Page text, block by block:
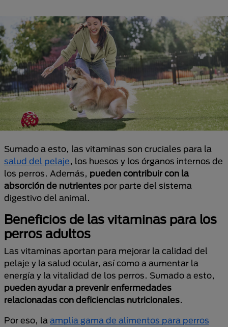
Sumado a esto, las vitaminas son cruciales para la
salud del pelaje, los huesos y los órganos internos de
los perros. Además, pueden contribuir con la
absorción de nutrientes por parte del sistema
digestivo del animal.
Beneficios de las vitaminas para los
perros adultos
Las vitaminas aportan para mejorar la calidad del
pelaje y la salud ocular, así como a aumentar la
energía y la vitalidad de los perros. Sumado a esto,
pueden ayudar a prevenir enfermedades
relacionadas con deficiencias nutricionales.
Por eso, la amplia gama de alimentos para perros